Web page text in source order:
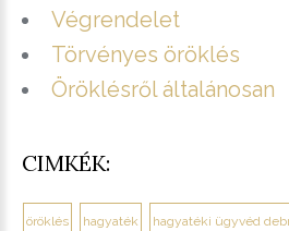
Végrendelet
Törvényes öröklés
Öröklésről általánosan
CIMKÉK:
öröklés hagyaték hagyatéki ügyvéd